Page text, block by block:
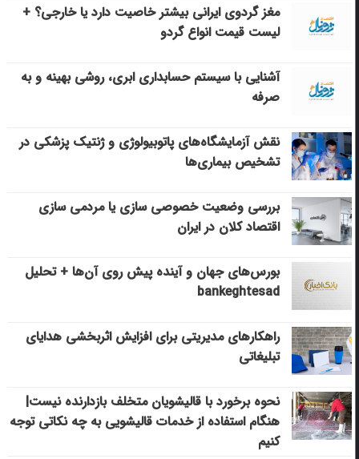
مغز گردوی ایرانی بیشتر خاصیت دارد یا خارجی؟ +
لیست قیمت انواع گردو
آشنایی با سیستم حسابداری ابری، روشی بهینه و به
صرفه
نقش آزمایشگاه‌های پاتوبیولوژی و ژنتیک پزشکی در
تشخیص بیماری‌ها
بررسی وضعیت خصوصی سازی یا مردمی سازی
اقتصاد کلان در ایران
بورس‌های جهان و آینده پیش روی آن‌ها + تحلیل
bankeghtesad
راهکارهای مدیریتی برای افزایش اثربخشی هدایای
تبلیغاتی
نحوه برخورد با قالیشویان متخلف بازدارنده نیست|
هنگام استفاده از خدمات قالیشویی به چه نکاتی توجه
کنیم